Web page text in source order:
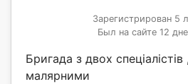
Зарегистрирован 5
Был на сайте 12
Бригада з двох
малярними